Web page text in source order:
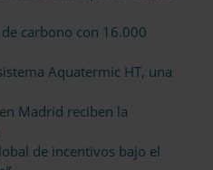
carbono con 16.000
Aquatermic HT, una
Madrid reciben la
de incentivos bajo el